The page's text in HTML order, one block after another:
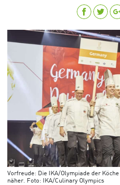
Vorfreude: Die IKA/Olympiade der
näher. Foto: IKA/Culinary Olympics